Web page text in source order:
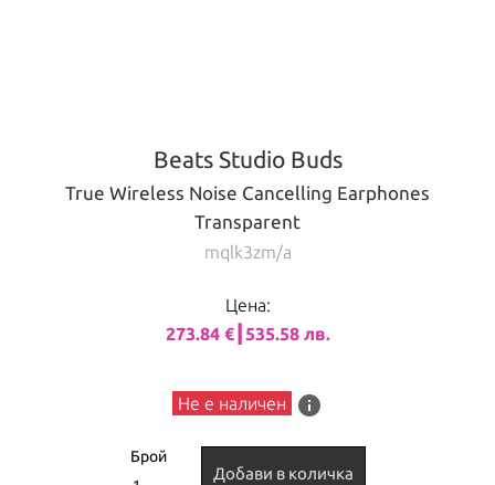
Beats Studio Buds
True Wireless Noise Cancelling Earphones
Transparent
mqlk3zm/a
Цена:
273.84 €┃535.58 лв.
Не е наличен info
Брой
Добави в количка